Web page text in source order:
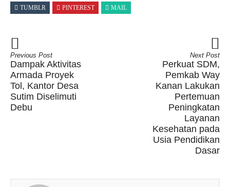
TUMBLR
PINTEREST MAIL
Previous Post
Dampak Aktivitas
Armada Proyek
Tol, Kantor Desa
Sutim Diselimuti
Debu
Next Post
Perkuat SDM,
Pemkab Way
Kanan Lakukan
Pertemuan
Peningkatan
Layanan
Kesehatan pada
Usia Pendidikan
Dasar